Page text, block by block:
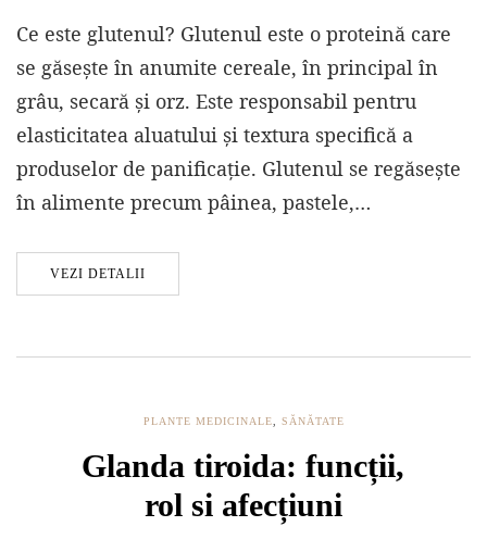
Ce este glutenul? Glutenul este o proteină care
se găsește în anumite cereale, în principal în
grâu, secară și orz. Este responsabil pentru
elasticitatea aluatului și textura specifică a
produselor de panificație. Glutenul se regăsește
în alimente precum pâinea, pastele,…
VEZI DETALII
PLANTE MEDICINALE SĂNĂTATE
Glanda tiroida: funcții,
rol si afecțiuni